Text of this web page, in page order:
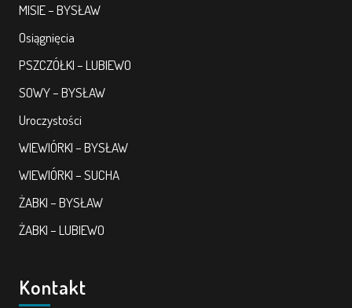
MISIE – BYSŁAW
Osiągnięcia
PSZCZÓŁKI – LUBIEWO
SOWY – BYSŁAW
Uroczystości
WIEWIÓRKI – BYSŁAW
WIEWIÓRKI – SUCHA
ŻABKI – BYSŁAW
ŻABKI – LUBIEWO
Kontakt